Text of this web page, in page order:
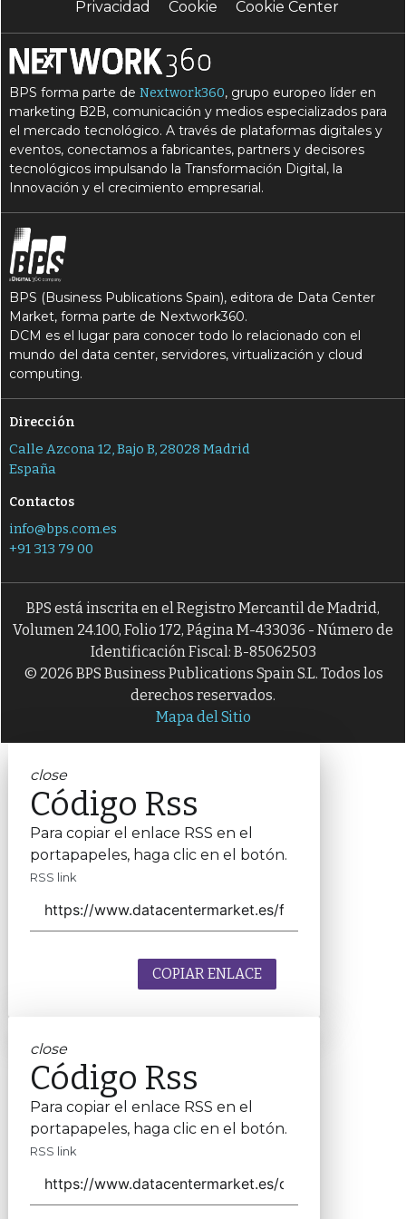
Privacidad
Cookie Cookie Center
BPS forma parte deNextwork360, grupo europeo líder en
marketing B2B, comunicación y medios especializados para
el mercado tecnológico. A través de plataformas digitales y
eventos, conectamos a fabricantes, partners y decisores
tecnológicos impulsando la Transformación Digital, la
Innovación y el crecimiento empresarial.
BPS (Business Publications Spain), editora de Data Center
Market, forma parte de Nextwork360.
DCM es el lugar para conocer todo lo relacionado con el
mundo del data center, servidores, virtualización y cloud
computing.
Dirección
Calle Azcona 12, Bajo B, 28028 Madrid
España
Contactos
info@bps.com.es
+91 313 79 00
BPS está inscrita en el Registro Mercantil de Madrid,
Volumen 24.100, Folio 172, Página M-433036 - Número de
Identificación Fiscal: B-85062503
© 2026 BPS Business Publications Spain S.L. Todos los
derechos reservados.
Mapa del Sitio
close
Código Rss
Para copiar el enlace RSS en el
portapapeles, haga clic en el botón.
RSS link
COPIAR ENLACE
close
Código Rss
Para copiar el enlace RSS en el
portapapeles, haga clic en el botón.
RSS link